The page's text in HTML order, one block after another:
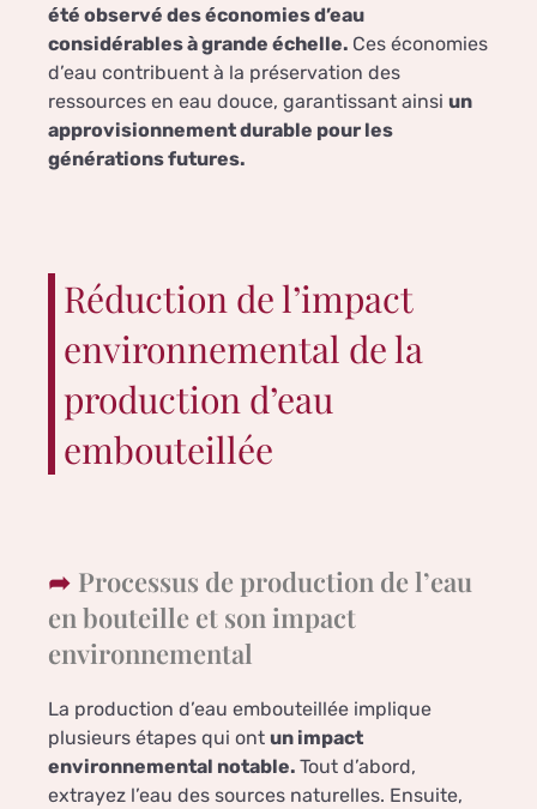
été observé des économies d’eau
considérables à grande échelle. Ces économies
d’eau contribuent à la préservation des
ressources en eau douce, garantissant ainsi un
approvisionnement durable pour les
générations futures.
Réduction de l’impact
environnemental de la
production d’eau
embouteillée
Processus de production de l’eau
en bouteille et son impact
environnemental
La production d’eau embouteillée implique
plusieurs étapes qui ont un impact
environnemental notable. Tout d’abord,
extrayez l’eau des sources naturelles. Ensuite,